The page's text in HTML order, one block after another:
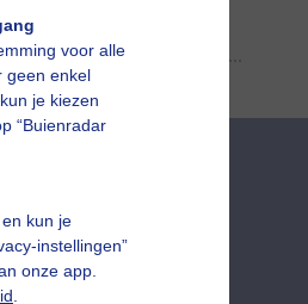
voor alle
geen enkel
je kiezen
“Buienradar
kun je
instellingen”
onze app.
Een moment geduld aub...